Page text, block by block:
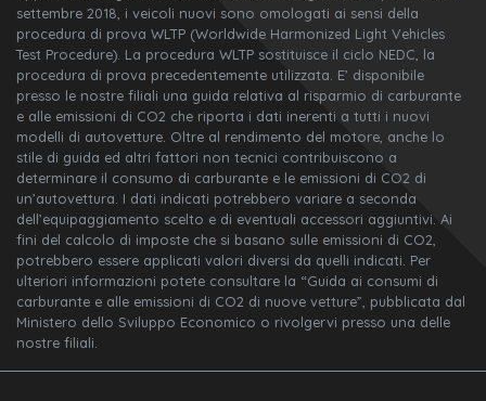
settembre 2018, i veicoli nuovi sono omologati ai sensi della
procedura di prova WLTP (Worldwide Harmonized Light Vehicles
Test Procedure). La procedura WLTP sostituisce il ciclo NEDC, la
procedura di prova precedentemente utilizzata. E’ disponibile
presso le nostre filiali una guida relativa al risparmio di carburante
e alle emissioni di CO2 che riporta i dati inerenti a tutti i nuovi
modelli di autovetture. Oltre al rendimento del motore, anche lo
stile di guida ed altri fattori non tecnici contribuiscono a
determinare il consumo di carburante e le emissioni di CO2 di
un’autovettura. I dati indicati potrebbero variare a seconda
dell’equipaggiamento scelto e di eventuali accessori aggiuntivi. Ai
fini del calcolo di imposte che si basano sulle emissioni di CO2,
potrebbero essere applicati valori diversi da quelli indicati. Per
ulteriori informazioni potete consultare la “Guida ai consumi di
carburante e alle emissioni di CO2 di nuove vetture”, pubblicata dal
Ministero dello Sviluppo Economico o rivolgervi presso una delle
nostre filiali.